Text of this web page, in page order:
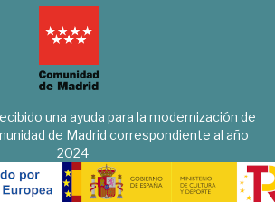
una ayuda para la modernización de
de Madrid correspondiente al año
2024